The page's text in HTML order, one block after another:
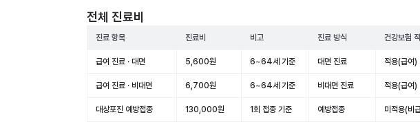
전체 진료비
진료 항목 진료비 비고 진료 방식 건강보험
급여 진료 · 대면 5,600원 6~64세 기준 대면 진료 적용(급여)
급여 진료 · 비대면 6,700원 6~64세 기준 비대면 진료 적용(급여)
대상포진 예방접종 130,000원 1회 접종 기준 예방접종 미적용(비